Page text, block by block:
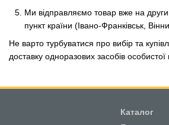
Ми відправляємо товар вже на
пункт країни (Івано-Франківськ,
Не варто турбуватися про вибір та
доставку одноразових засобів
Каталог